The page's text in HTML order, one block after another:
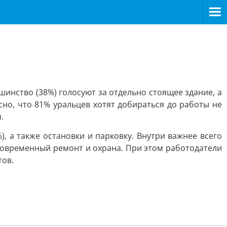
(38%) голосуют за отдельно стоящее здание, а
что 81% уральцев хотят добираться до работы не
также остановки и парковку. Внутри важнее всего
ремонт и охрана. При этом работодатели